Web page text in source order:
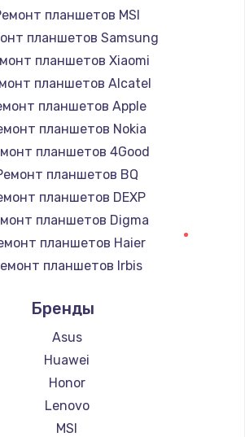
Заказать
Заказать
планшетов MSI
планшетов Samsung
планшетов Xiaomi
планшетов Alcatel
планшетов Apple
планшетов Nokia
планшетов 4Good
планшетов BQ
планшетов DEXP
планшетов Digma
планшетов Haier
планшетов Irbis
планшетов Microsoft
планшетов BlackView
планшетов Amazon
планшетов Aquarius
планшетов Philips
Ремонт планшетов Dell
Бренды
Asus
Huawei
Honor
Lenovo
MSI